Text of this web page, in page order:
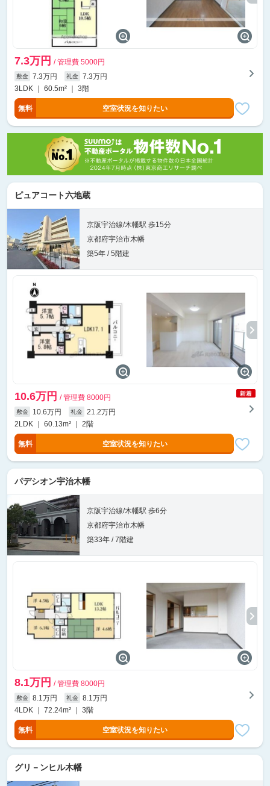
7.3万円 / 管理費 5000円
敷金 7.3万円 礼金
7.3万円
3LDK ｜ 60.5m² ｜ 3階
無料 空室状況を知りたい
ピュアコート六地蔵
京阪宇治線/木幡駅 歩15分
京都府宇治市木幡
築5年 / 5階建
10.6万円 / 管理費 8000円
敷金 10.6万円 礼金
21.2万円
2LDK ｜ 60.13m² ｜ 2階
無料 空室状況を知りたい
パデシオン宇治木幡
京阪宇治線/木幡駅 歩6分
京都府宇治市木幡
築33年 / 7階建
8.1万円 / 管理費 8000円
敷金 8.1万円 礼金
8.1万円
4LDK ｜ 72.24m² ｜ 3階
無料 空室状況を知りたい
グリ－ンヒル木幡